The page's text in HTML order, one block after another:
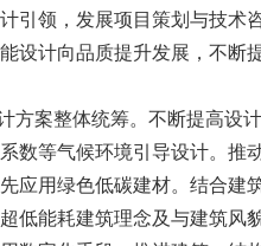
计引领，发展项目策划与技术
设计向品质提升发展，不断
方案整体统筹。不断提高设
数等气候环境引导设计。推
应用绿色低碳建材。结合建
低能耗建筑理念及与建筑风